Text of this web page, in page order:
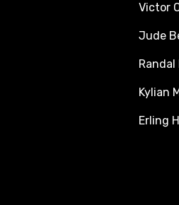
Victor
Jude
Randal
Kylian
Erling